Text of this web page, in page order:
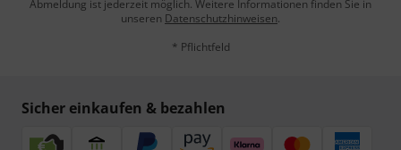
Abmeldung ist jederzeit möglich. Weitere Informationen finden Sie in
unseren Datenschutzhinweisen.
* Pflichtfeld
Sicher einkaufen & bezahlen